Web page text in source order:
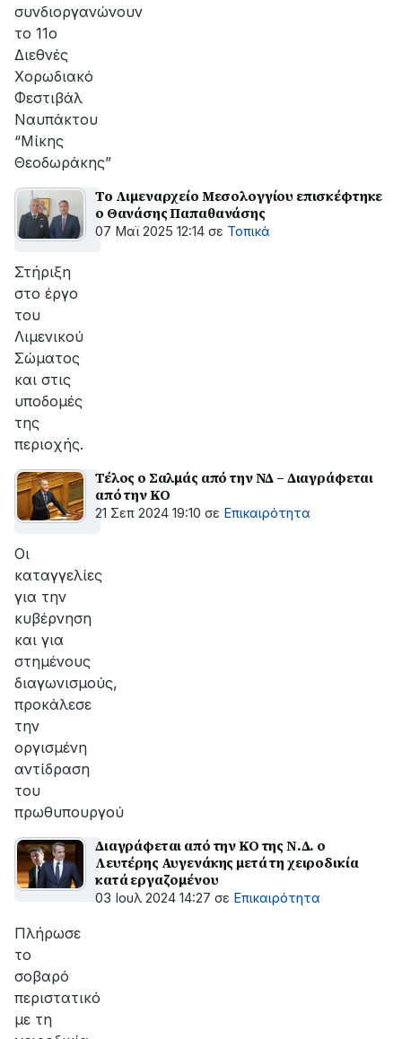
συνδιοργανώνουν
το 11ο
Διεθνές
Χορωδιακό
Φεστιβάλ
Ναυπάκτου
“Μίκης
Θεοδωράκης”
To Λιμεναρχείο Μεσολογγίου επισκέφτηκε
ο Θανάσης Παπαθανάσης
07 Μαϊ 2025 12:14 σε Τοπικά
Στήριξη
στο έργο
του
Λιμενικού
Σώματος
και στις
υποδομές
της
περιοχής.
Τέλος ο Σαλμάς από την ΝΔ – Διαγράφεται
από την ΚΟ
21 Σεπ 2024 19:10 σε Επικαιρότητα
Οι
καταγγελίες
για την
κυβέρνηση
και για
στημένους
διαγωνισμούς,
προκάλεσε
την
οργισμένη
αντίδραση
του
πρωθυπουργού
Διαγράφεται από την ΚΟ της Ν.Δ. ο
Λευτέρης Αυγενάκης μετά τη χειροδικία
κατά εργαζομένου
03 Ιουλ 2024 14:27 σε Επικαιρότητα
Πλήρωσε
το
σοβαρό
περιστατικό
με τη